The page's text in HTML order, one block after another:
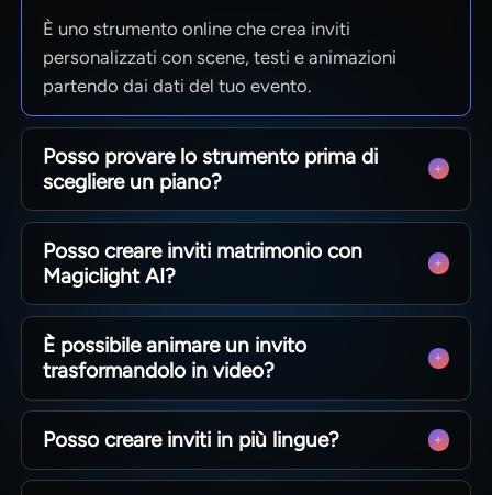
È uno strumento online che crea inviti
personalizzati con scene, testi e animazioni
partendo dai dati del tuo evento.
Posso provare lo strumento prima di
scegliere un piano?
Sì, puoi usare il generatore gratuitamente.
Verifica limiti e funzionalità prima di abbonarti.
Posso creare inviti matrimonio con
Magiclight AI?
Certo. Inserisci nomi, date, luogo e tema per
realizzare inviti matrimonio unici e personalizzati.
È possibile animare un invito
trasformandolo in video?
Carica il tuo invito pronto e crea un'animazione.
Scegli il movimento e condividi il video con gli
ospiti.
Posso creare inviti in più lingue?
Lo strumento supporta 11 lingue per testo e